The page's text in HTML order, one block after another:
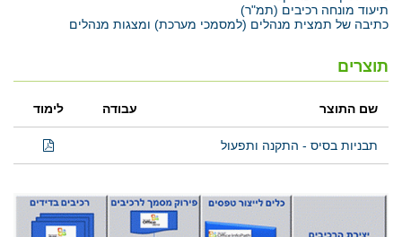
תיעוד מונחה רכיבים (תמ"ר)
כתיבה של תמצית מנהלים (למסמכי מערכת) ומצגות מנהלים
תוצרים
שם התוצר עבודה לימוד
תבניות בסיס - התקנה ותפעול